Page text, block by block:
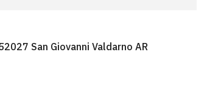
San Giovanni Valdarno AR